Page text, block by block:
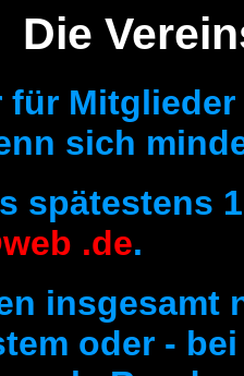
Die
für
sich
spätestens
.de.
insgesamt
oder -